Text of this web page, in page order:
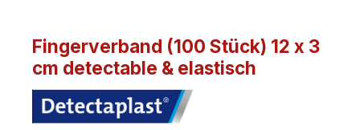
Fingerverband (100 Stück) 12 x 3
cm detectable & elastisch